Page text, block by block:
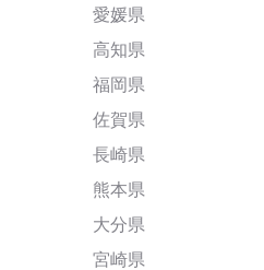
愛媛県
高知県
福岡県
佐賀県
長崎県
熊本県
大分県
宮崎県